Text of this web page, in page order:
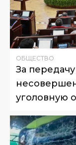
ОБЩЕСТВО
За
уголовную